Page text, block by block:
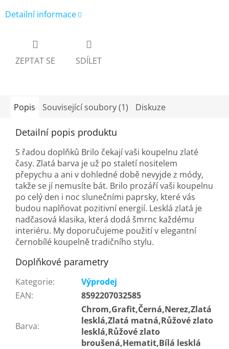
Detailní informace
ZEPTAT SE SDÍLET
Popis Související soubory (1) Diskuze
Detailní popis produktu
S řadou doplňků Brilo čekají vaši koupelnu zlaté
časy. Zlatá barva je už po staletí nositelem
přepychu a ani v dohledné době nevyjde z módy,
takže se jí nemusíte bát. Brilo prozáří vaši koupelnu
po celý den i noc slunečními paprsky, které vás
budou naplňovat pozitivní energií. Lesklá zlatá je
nadčasová klasika, která dodá šmrnc každému
interiéru. My doporučujeme použití v elegantní
černobílé koupelně tradičního stylu.
Doplňkové parametry
Kategorie:
Výprodej
EAN: 8592207032585
Barva:
Chrom,Grafit,Černá,Nerez,Zlatá
lesklá,Zlatá matná,Růžové zlato
lesklá,Růžové zlato
broušená,Hematit,Bílá lesklá